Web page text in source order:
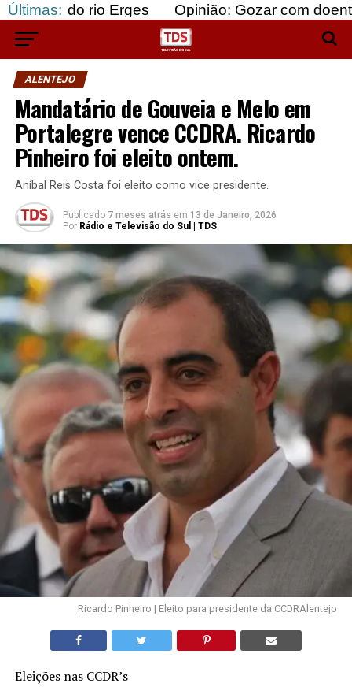
Últimas:
Erges Opinião: Gozar com doentes e
ALENTEJO
Mandatário de Gouveia e Melo em
Portalegre vence CCDRA. Ricardo
Pinheiro foi eleito ontem.
Aníbal Reis Costa foi eleito como vice presidente.
Publicado 7 meses atrás em 13 de Janeiro, 2026
Por Rádio e Televisão do Sul | TDS
Ricardo Pinheiro | Eleito para presidente da CCDRAlentejo
Eleições nas CCDR’s